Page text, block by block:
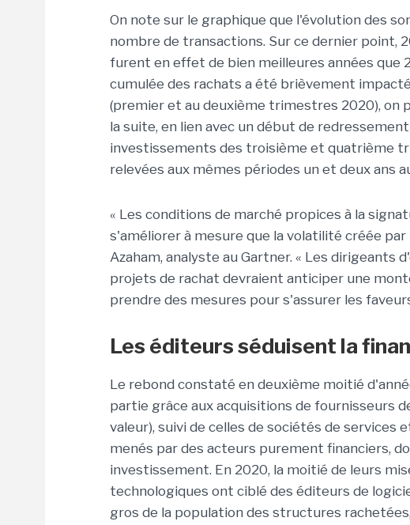
On note sur le graphique que l'évolution des
nombre de transactions. Sur ce dernier point,
furent en effet de bien meilleures années que
cumulée des rachats a été brièvement
(premier et au deuxième trimestres 2020),
la suite, en lien avec un début de
investissements des troisième et quatrième
relevées aux mêmes périodes un et deux ans
« Les conditions de marché propices à la
s'améliorer à mesure que la volatilité créée
Azaham, analyste au Gartner. « Les
projets de rachat devraient anticiper une
prendre des mesures pour s'assurer les
Les éditeurs séduisent la
Le rebond constaté en deuxième moitié
partie grâce aux acquisitions de fournisseurs
valeur), suivi de celles de sociétés de
menés par des acteurs purement financiers,
investissement. En 2020, la moitié de leurs
technologiques ont ciblé des éditeurs de
gros de la population des structures